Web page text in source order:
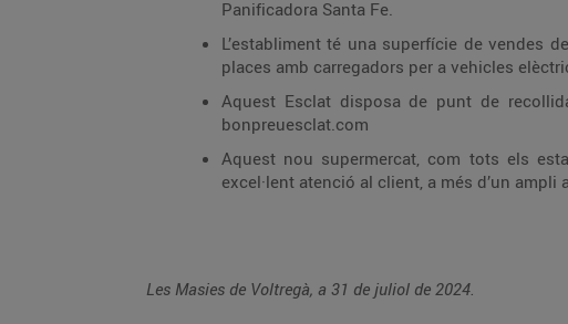
Panificadora Santa Fe.
L’establiment té una superfície de vendes
places amb carregadors per a vehicles
Aquest Esclat disposa de punt de
bonpreuesclat.com
Aquest nou supermercat, com tots els
excel·lent atenció al client, a més d’un ampli
Les Masies de Voltregà, a 31 de juliol de 2024.